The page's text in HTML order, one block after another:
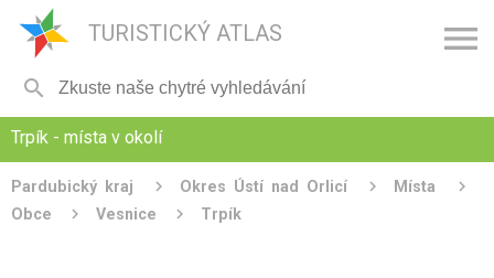
TURISTICKÝ ATLAS 

Trpík - místa v okolí
Pardubický kraj Okres Ústí nad Orlicí
Místa
Obce
Vesnice Trpík